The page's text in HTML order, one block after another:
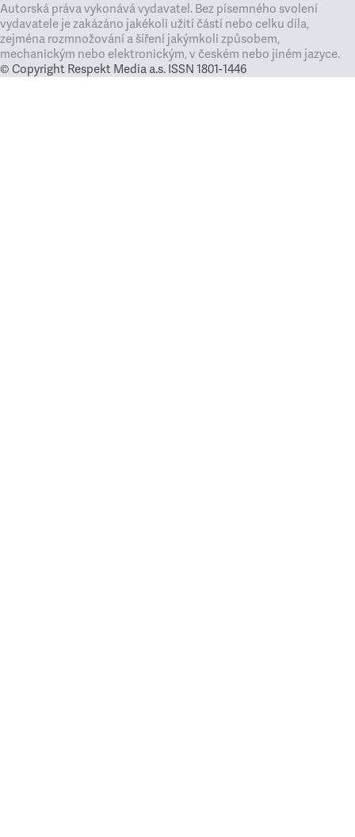
Autorská práva vykonává vydavatel. Bez písemného svolení
vydavatele je zakázáno jakékoli užití částí nebo celku díla,
zejména rozmnožování a šíření jakýmkoli způsobem,
mechanickým nebo elektronickým, v českém nebo jiném jazyce.
© Copyright Respekt Media a.s. ISSN 1801-1446